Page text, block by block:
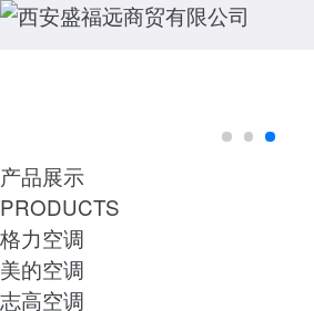
产品展示
PRODUCTS
格力空调
美的空调
志高空调